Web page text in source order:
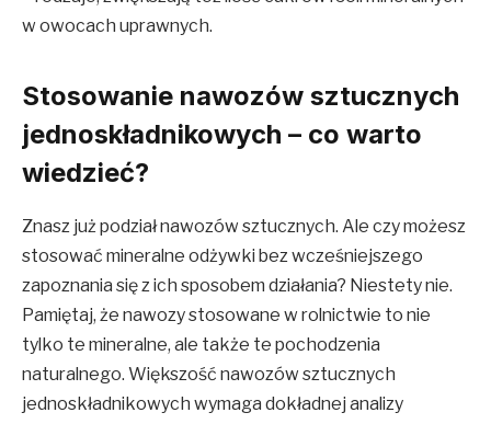
w owocach uprawnych.
Stosowanie nawozów sztucznych
jednoskładnikowych – co warto
wiedzieć?
Znasz już podział nawozów sztucznych. Ale czy możesz
stosować mineralne odżywki bez wcześniejszego
zapoznania się z ich sposobem działania? Niestety nie.
Pamiętaj, że nawozy stosowane w rolnictwie to nie
tylko te mineralne, ale także te pochodzenia
naturalnego. Większość nawozów sztucznych
jednoskładnikowych wymaga dokładnej analizy